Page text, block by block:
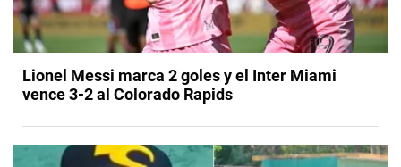
Lionel Messi marca 2 goles y el Inter Miami
vence 3-2 al Colorado Rapids